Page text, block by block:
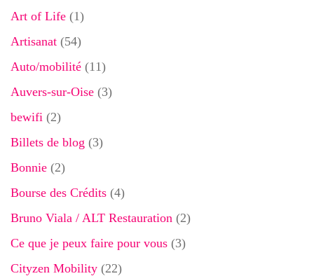
Art of Life (1)
Artisanat (54)
Auto/mobilité (11)
Auvers-sur-Oise (3)
bewifi (2)
Billets de blog (3)
Bonnie (2)
Bourse des Crédits (4)
Bruno Viala / ALT Restauration (2)
Ce que je peux faire pour vous (3)
Cityzen Mobility (22)